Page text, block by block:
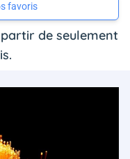
favoris
de seulement